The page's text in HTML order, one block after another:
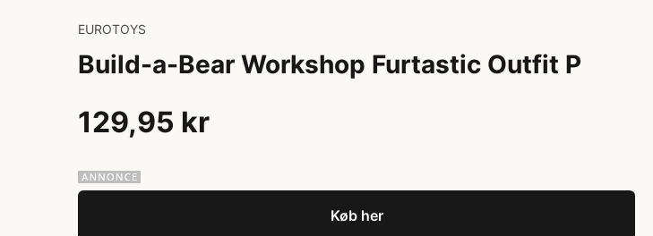
EUROTOYS
Build-a-Bear Workshop Furtastic Outfit P
129,95 kr
Køb her